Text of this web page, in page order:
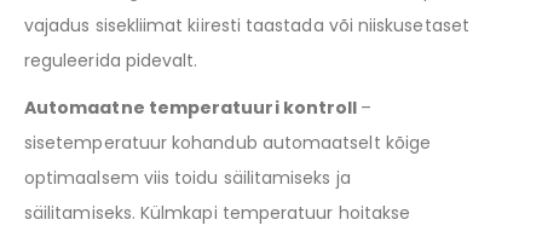
vajadus sisekliimat kiiresti taastada või niiskusetaset
reguleerida pidevalt.
Automaatne temperatuuri kontroll –
sisetemperatuur kohandub automaatselt kõige
optimaalsem viis toidu säilitamiseks ja
säilitamiseks. Külmkapi temperatuur hoitakse